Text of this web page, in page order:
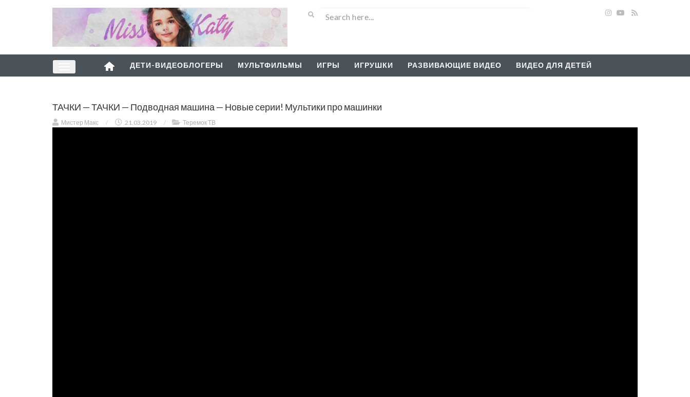
ДЕТИ-ВИДЕОБЛОГЕРЫ МУЛЬТФИЛЬМЫ ИГРЫ ИГРУШКИ РАЗВИВАЮЩИЕ ВИДЕО ВИДЕО ДЛЯ ДЕТЕЙ
ТАЧКИ — ТАЧКИ — Подводная машина — Новые серии! Мультики про машинки
Мистер Макс / 21.03.2019 / Теремок ТВ